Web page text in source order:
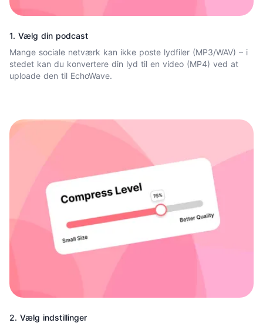
1. Vælg din podcast
Mange sociale netværk kan ikke poste lydfiler (MP3/WAV) – i
stedet kan du konvertere din lyd til en video (MP4) ved at
uploade den til EchoWave.
2. Vælg indstillinger